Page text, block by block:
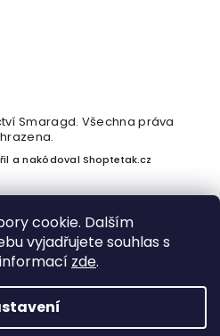
cookie. Dalším
vyjadřujete souhlas s
zde.
Shoptet
Smaragd. Všechna práva
a nakódovalShoptetak.cz
je prodávající povinen vystavit
je povinen zaevidovat přijatou